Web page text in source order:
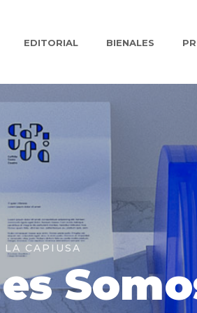
EDITORIAL BIENALES
LA CAPIUSA